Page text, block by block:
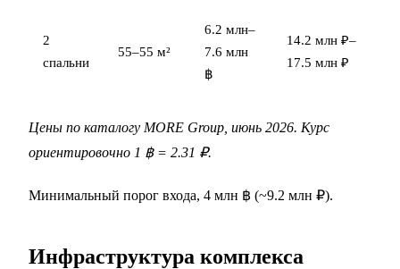
2
спальни
55–55 м²
6.2 млн–
7.6 млн
฿
14.2 млн ₽–
17.5 млн ₽
Цены по каталогу MORE Group, июнь 2026. Курс
ориентировочно 1 ฿ = 2.31 ₽.
Минимальный порог входа, 4 млн ฿ (~9.2 млн ₽).
Инфраструктура комплекса